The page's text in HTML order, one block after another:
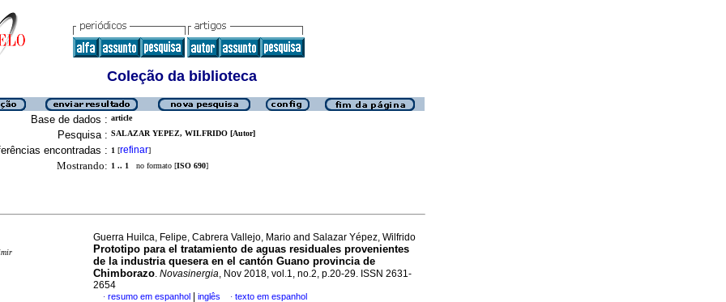
Coleção da biblioteca
Base de dados : article
Pesquisa : SALAZAR YEPEZ, WILFRIDO [Autor]
encontradas : 1 [refinar]
Mostrando: 1 .. 1 no formato [ISO 690]
Guerra Huilca, Felipe, Cabrera Vallejo, Mario and Salazar Yépez, Wilfrido
Prototipo para el tratamiento de aguas residuales provenientes
de la industria quesera en el cantón Guano provincia de
Chimborazo. Novasinergia, Nov 2018, vol.1, no.2, p.20-29. ISSN 2631-
2654
· resumo em espanhol inglês · texto em espanhol